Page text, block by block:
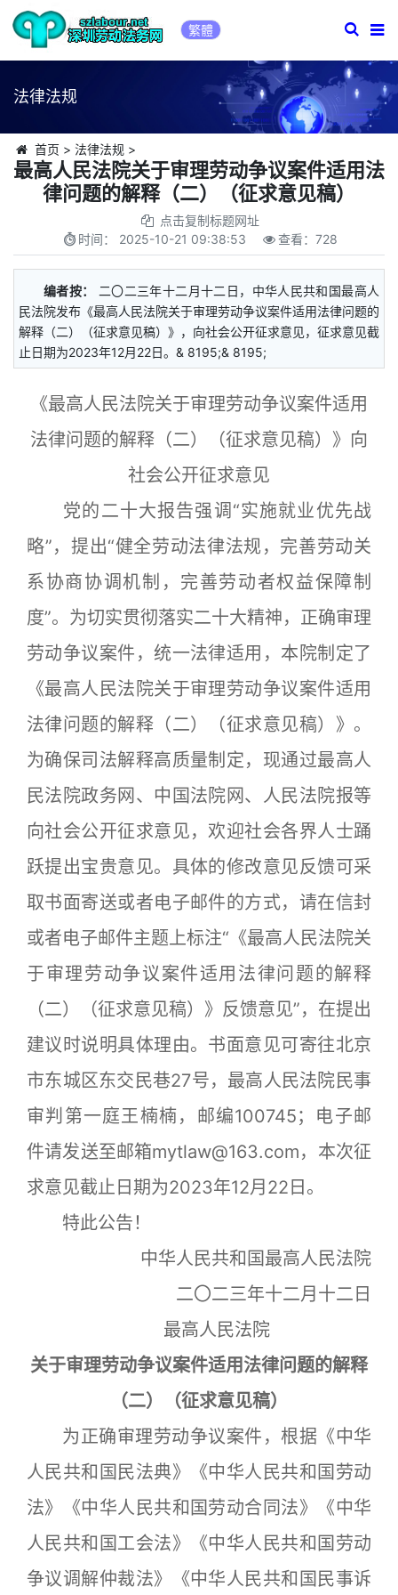
繁體
法律法规
首页 > 法律法规 >
最高人民法院关于审理劳动争议案件适用法
律问题的解释（二）（征求意见稿）
点击复制标题网址
时间： 2025-10-21 09:38:53 查看： 728
编者按：
二〇二三年十二月十二日，中华人民共和国最高人
民法院发布《最高人民法院关于审理劳动争议案件适用法律问题的
解释（二）（征求意见稿）》，向社会公开征求意见，征求意见截
止日期为2023年12月22日。& 8195;& 8195;
《最高人民法院关于审理劳动争议案件适用
法律问题的解释（二）（征求意见稿）》向
社会公开征求意见
党的二十大报告强调“实施就业优先战
略”，提出“健全劳动法律法规，完善劳动关
系协商协调机制，完善劳动者权益保障制
度”。为切实贯彻落实二十大精神，正确审理
劳动争议案件，统一法律适用，本院制定了
《最高人民法院关于审理劳动争议案件适用
法律问题的解释（二）（征求意见稿）》。
为确保司法解释高质量制定，现通过最高人
民法院政务网、中国法院网、人民法院报等
向社会公开征求意见，欢迎社会各界人士踊
跃提出宝贵意见。具体的修改意见反馈可采
取书面寄送或者电子邮件的方式，请在信封
或者电子邮件主题上标注“《最高人民法院关
于审理劳动争议案件适用法律问题的解释
（二）（征求意见稿）》反馈意见”，在提出
建议时说明具体理由。书面意见可寄往北京
市东城区东交民巷27号，最高人民法院民事
审判第一庭王楠楠，邮编100745；电子邮
件请发送至邮箱mytlaw@163.com，本次征
求意见截止日期为2023年12月22日。
特此公告！
中华人民共和国最高人民法院
二〇二三年十二月十二日
最高人民法院
关于审理劳动争议案件适用法律问题的解释
（二）（征求意见稿）
为正确审理劳动争议案件，根据《中华
人民共和国民法典》《中华人民共和国劳动
法》《中华人民共和国劳动合同法》《中华
人民共和国工会法》《中华人民共和国劳动
争议调解仲裁法》《中华人民共和国民事诉